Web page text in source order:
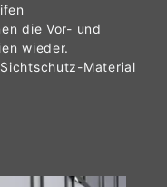
die Vor- und
wieder.
Material